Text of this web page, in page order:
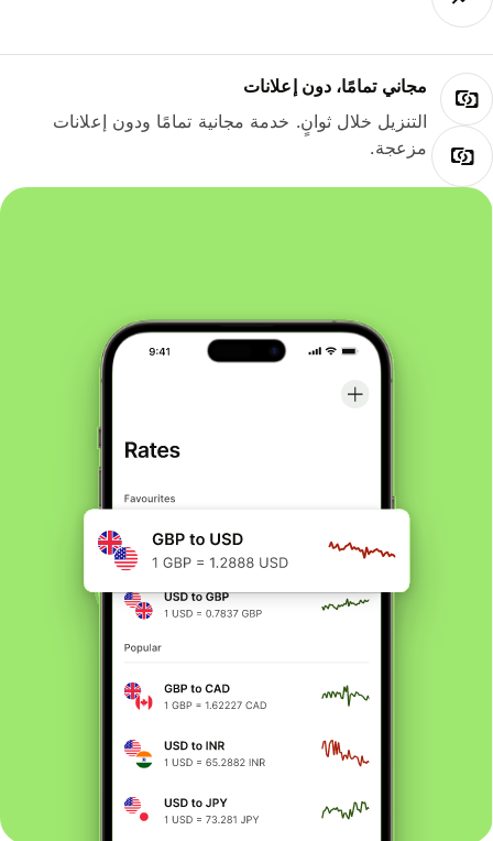
مجاني تمامًا، دون إعلانات
التنزيل خلال ثوانٍ. خدمة مجانية تمامًا ودون إعلانات
مزعجة.